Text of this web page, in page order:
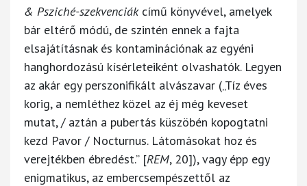
& Psziché-szekvenciák című könyvével, amelyek
bár eltérő módú, de szintén ennek a fajta
elsajátításnak és kontaminációnak az egyéni
hanghordozású kísérleteiként olvashatók. Legyen
az akár egy perszonifikált alvászavar („Tíz éves
korig, a nemléthez közel az éj még keveset
mutat, / aztán a pubertás küszöbén kopogtatni
kezd Pavor / Nocturnus. Látomásokat hoz és
verejtékben ébredést.” [REM, 20]), vagy épp egy
enigmatikus, az embercsempészettől az